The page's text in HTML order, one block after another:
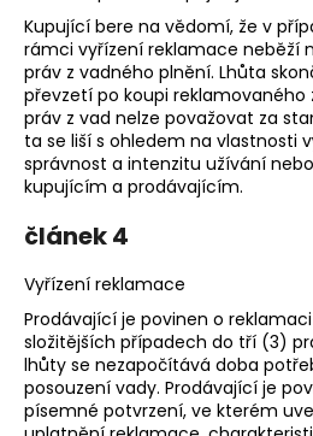
Kupující bere na vědomí, že v
rámci vyřízení reklamace neběží
práv z vadného plnění. Lhůta
převzetí po koupi reklamovaného
práv z vad nelze považovat za
ta se liší s ohledem na vlastnosti
správnost a intenzitu užívání
kupujícím a prodávajícím.
článek 4
Vyřízení reklamace
Prodávající je povinen o
složitějších případech do tří (3)
lhůty se nezapočítává doba
posouzení vady. Prodávající je
písemné potvrzení, ve kterém